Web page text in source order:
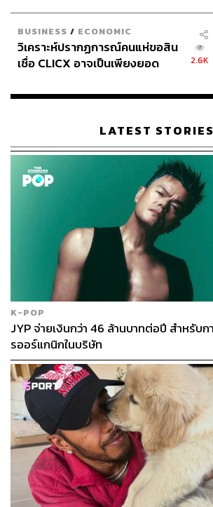
ABOUT THE
THE STANDARD
กองบรรณาธิการ THE
BUSINESS / ECONOMIC
วิเคราะห์ปรากฏการณ์คนแห่ขอสิน
เชื่อ CLICX อาจเป็นเพียงยอด
เรือนไทยที่ถูกซุกไว้
2.6K
LATEST STORIES
K-POP
JYP จ่ายเงินกว่า 46 ล้านบาทต่อปี สำหรับก
รออร์แกนิกในบริษัท